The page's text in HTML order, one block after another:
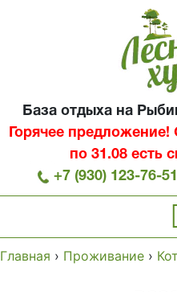
База отдыха на
Горячее предложение!
по 31.08 есть
+7 (930) 123-76-51
Главная › Проживание ›